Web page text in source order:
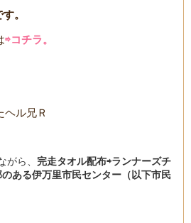
。
⇨コチラ。
ル兄Ｒ
ら、 完走タオル配布⇨ランナーズチ
ある伊万里市民センター（以下市民